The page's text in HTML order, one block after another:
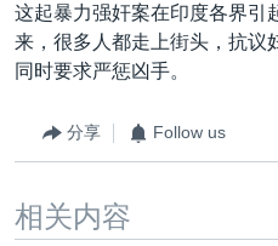
GEN Z 看美国
这起暴力强奸案在印度各界引
来，很多人都走上街头，抗议
同时要求严惩凶手。
分享 Follow us
相关内容